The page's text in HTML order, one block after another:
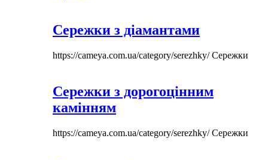
Сережки з діамантами
https://cameya.com.ua/category/serezhky/Сережки
Сережки з дорогоцінним
камінням
https://cameya.com.ua/category/serezhky/Сережки